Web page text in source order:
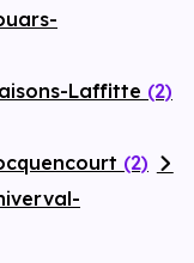
Laffitte (2)
(2)